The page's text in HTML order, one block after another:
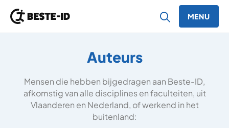
MENU
Auteurs
Mensen die hebben bijgedragen aan Beste-ID,
afkomstig van alle disciplines en faculteiten, uit
Vlaanderen en Nederland, of werkend in het
buitenland: